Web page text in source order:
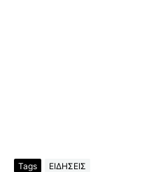
Tags ΕΙΔΗΣΕΙΣ